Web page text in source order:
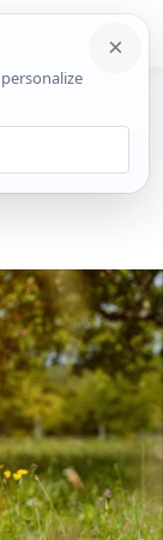
jesti,